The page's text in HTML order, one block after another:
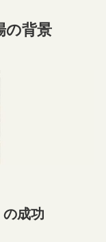
の背景
成功